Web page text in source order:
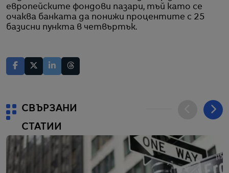
европейските фондови пазари, тъй като се
очаква банката да понижи процентите с 25
базисни пункта в четвъртък.
СВЪРЗАНИ
СТАТИИ